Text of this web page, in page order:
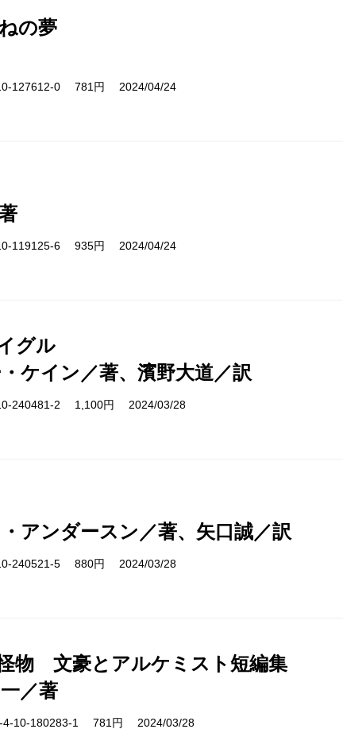
の夢
127612-0 781円 2024/04/24
119125-6 935円 2024/04/24
グル
ケイン／著、濱野大道／訳
240481-2 1,100円 2024/03/28
アンダースン／著、矢口誠／訳
240521-5 880円 2024/03/28
物 文豪とアルケミスト短編集
／著
4-10-180283-1 781円 2024/03/28